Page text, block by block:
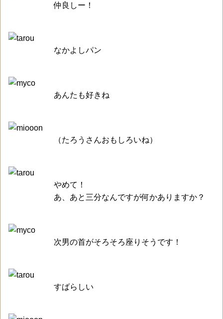
仲良しー！
なかよしパン
あんたも好きね
（たろうさんおもしろいね）
やめて！
あ、あと三分なんですが何かありますか？
次男の首がそろそろ座りそうです！
すばらしい